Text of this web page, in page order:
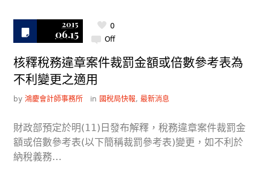
2015
06.15 Off
0
核釋稅務違章案件裁罰金額或倍數參考表為
不利變更之適用
by鴻慶會計師事務所 in 國稅局快報,最新消息
財政部預定於明(11)日發布解釋，稅務違章案件裁罰金
額或倍數參考表(以下簡稱裁罰參考表)變更，如不利於
納稅義務…